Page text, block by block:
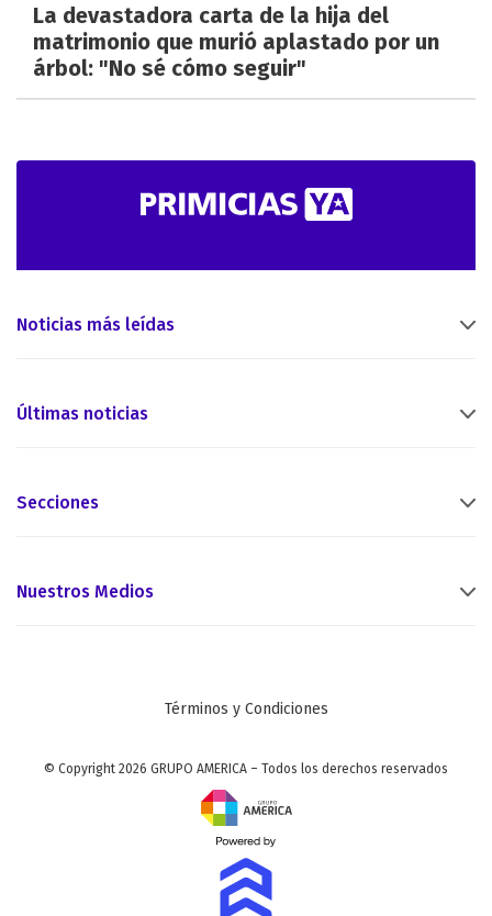
La devastadora carta de la hija del
matrimonio que murió aplastado por un
árbol: "No sé cómo seguir"
Noticias más leídas
Últimas noticias
Secciones
Nuestros Medios
Términos y Condiciones
© Copyright 2026 GRUPO AMERICA – Todos los derechos reservados